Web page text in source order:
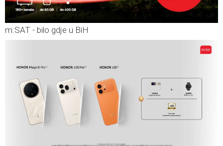
m:SAT - bilo gdje u BiH